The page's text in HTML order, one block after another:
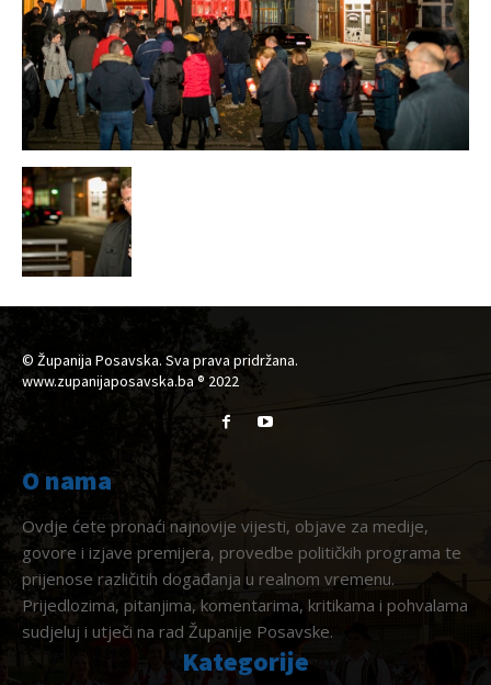
© Županija Posavska. Sva prava pridržana.
www.zupanijaposavska.ba ® 2022
O nama
Ovdje ćete pronaći najnovije vijesti, objave za medije,
govore i izjave premijera, provedbe političkih programa te
prijenose različitih događanja u realnom vremenu.
Prijedlozima, pitanjima, komentarima, kritikama i pohvalama
sudjeluj i utječi na rad Županije Posavske.
Kategorije